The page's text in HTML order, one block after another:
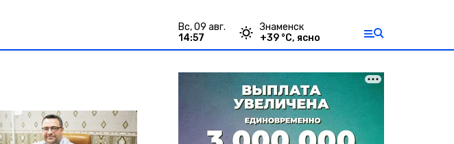
вс, 09 авг.
14:57
Знаменск
+39 °С, ясно